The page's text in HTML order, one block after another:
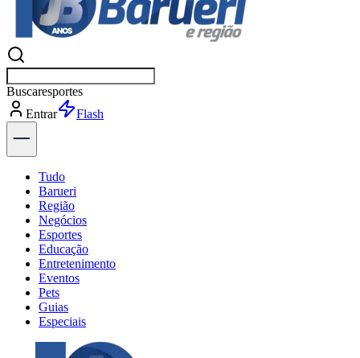
Buscar
Entrar
Explorar
Tudo
Barueri
Região
Negócios
Esportes
Educação
Entretenimento
Eventos
Pets
Guias
Especiais
Explore Tudo